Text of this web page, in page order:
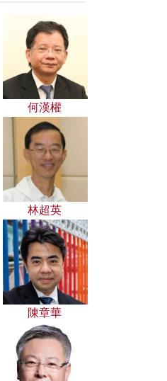
何漢權
林超英
陳章華